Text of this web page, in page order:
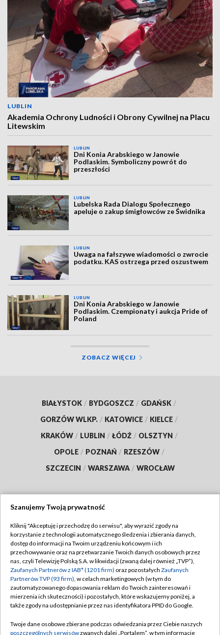
LUBLIN
Akademia Ochrony Ludności i Obrony Cywilnej na Placu
Litewskim
LUBLIN
Dni Konia Arabskiego w Janowie
Podlaskim. Symboliczny powrót do
przeszłości
LUBLIN
Lubelska Rada Dialogu Społecznego
apeluje o zakup śmigłowców ze Świdnika
LUBLIN
Uwaga na fałszywe wiadomości o zwrocie
podatku. KAS ostrzega przed oszustwem
LUBLIN
Dni Konia Arabskiego w Janowie
Podlaskim. Czempionaty i aukcja Pride of
Poland
ZOBACZ WIĘCEJ
BIAŁYSTOK / BYDGOSZCZ / GDAŃSK /
GORZÓW WLKP. / KATOWICE / KIELCE /
KRAKÓW / LUBLIN / ŁÓDŹ / OLSZTYN /
OPOLE / POZNAŃ / RZESZÓW /
SZCZECIN / WARSZAWA / WROCŁAW
TVP
Abonament TVP
Emisja w TVP
Centrum informacji TVP
Naziemna Telewizja Cyfrowa
Rada Programowa
Regulamin TVP
Polityka prywatności
Moje zgody
Pomoc
Szanujemy Twoją prywatność
Kliknij "Akceptuję i przechodzę do serwisu", aby wyrazić zgody na
korzystanie z technologii automatycznego śledzenia i zbierania danych,
dostęp do informacji na Twoim urządzeniu końcowym i ich
przechowywanie oraz na przetwarzanie Twoich danych osobowych przez
nas, czyli Telewizję Polską S.A. w likwidacji (zwaną dalej również „TVP”),
Zaufanych Partnerów z IAB* (1201 firm) oraz pozostałych Zaufanych
Partnerów TVP (93 firm), w celach marketingowych (w tym do
zautomatyzowanego dopasowania reklam do Twoich zainteresowań i
mierzenia ich skuteczności) i pozostałych, które wskazujemy poniżej, a
także zgody na udostępnianie przez nas identyfikatora PPID do Google.
Twoje dane osobowe zbierane podczas odwiedzania przez Ciebie naszych
poszczególnych serwisówzwanych dalej „Portalem”, w tym informacje